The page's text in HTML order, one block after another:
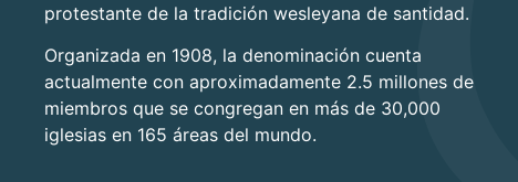
protestante de la tradición wesleyana de santidad.
Organizada en 1908, la denominación cuenta
actualmente con aproximadamente 2.5 millones de
miembros que se congregan en más de 30,000
iglesias en 165 áreas del mundo.